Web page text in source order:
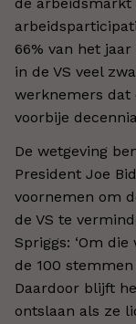
66% van het
in de VS veel
werknemers dat
voorbije
De wetgeving
President Joe
voornemen om
de VS te
Spriggs: ‘Om
de 100
Daardoor blijft
ontslaan als ze